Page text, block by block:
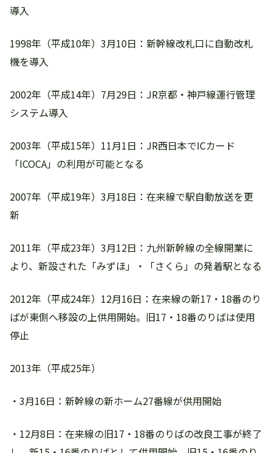
導入
1998年（平成10年）3月10日：新幹線改札口に自動改札
機を導入
2002年（平成14年）7月29日：JR京都・神戸線運行管理
システム導入
2003年（平成15年）11月1日：JR西日本でICカード
「ICOCA」の利用が可能となる
2007年（平成19年）3月18日：在来線で駅自動放送を更
新
2011年（平成23年）3月12日：九州新幹線の全線開業に
より、新設された「みずほ」・「さくら」の発着駅となる
2012年（平成24年）12月16日：在来線の新17・18番のり
ばが東側へ移設の上供用開始。旧17・18番のりばは使用
停止
2013年（平成25年）
・3月16日：新幹線の新ホーム27番線が供用開始
・12月8日：在来線の旧17・18番のりばの改良工事が終了